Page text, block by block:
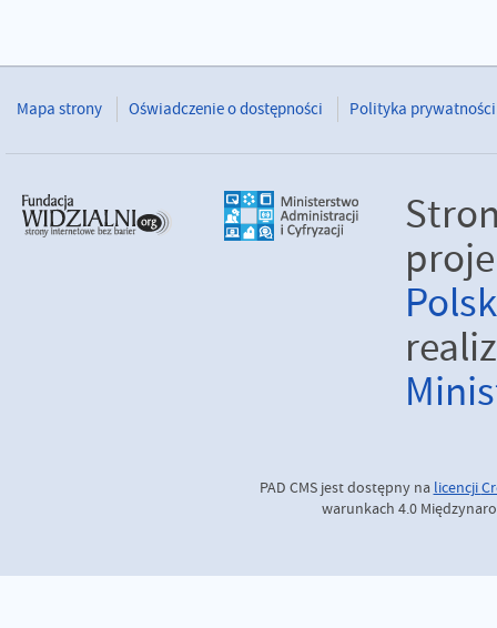
Mapa strony Oświadczenie o dostępności Polityka prywatności
PAD CMS jest dostępny na licencji
warunkach 4.0